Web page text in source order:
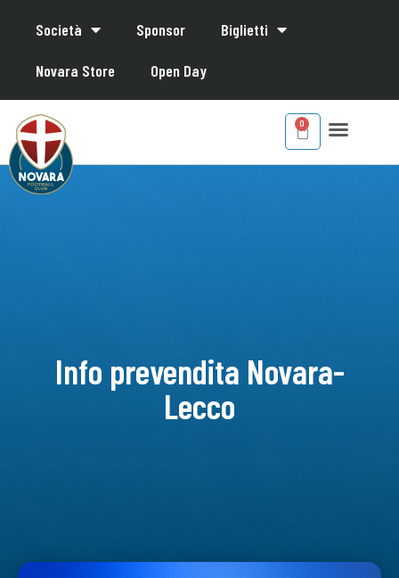
Società Sponsor Biglietti
Novara Store Open Day
Info prevendita Novara-
Lecco